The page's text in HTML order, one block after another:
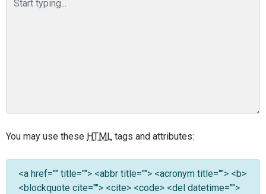
You may use these HTML tags and attributes:
<a href="" title=""> <abbr title=""> <acronym title=""> <b>
<blockquote cite=""> <cite> <code> <del datetime="">